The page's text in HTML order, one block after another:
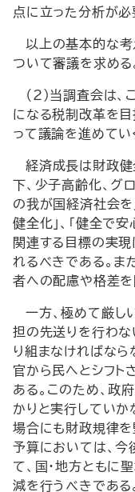
点に立った分析が必
以上の基本的な考
ついて審議を求める
（2）当調査会は
になる税制改革を
って議論を進めてい
経済成長は財政
下、少子高齢化、
の我が国経済社会を
健全化」、「健全で
関連する目標の実
れるべきである。ま
者への配慮や格差を
一方、極めて厳し
担の先送りを行わな
り組まなければなら
官から民へとシフト
ある。このため、政
かりと実行していか
場合にも財政規律
予算においては、
て、国・地方ともに
減を行うべきである